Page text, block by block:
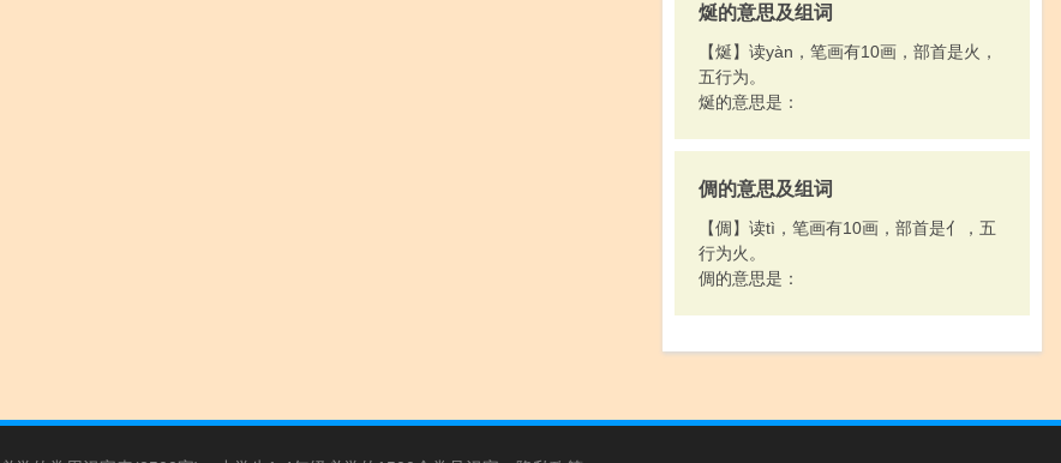
6.向坏的方面转变：～于形式。
去：～放。～配。
8.品类，等级：～辈。～派。
9.指不正派：二～子。
烻的意思及组词
【烻】读yàn，笔画有10画，部首是火，
五行为。
烻的意思是：
倜的意思及组词
【倜】读tì，笔画有10画，部首是亻，五
行为火。
倜的意思是：